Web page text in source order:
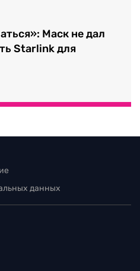
Маск не дал
Starlink для
данных